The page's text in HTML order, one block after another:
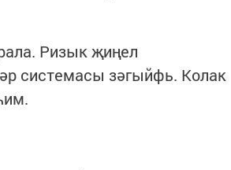
Ризык җиңел
системасы зәгыйфь. Колак